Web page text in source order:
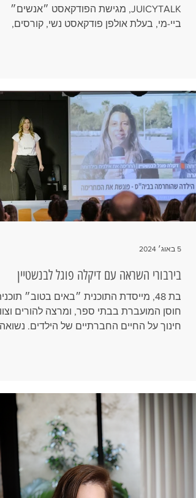
JUICYTALK, מגישת הפודקאסט ״אנשים״
ביי-מי, בעלת אולפן פודקאסט נשי, קורסים,
בירבורי השראה עם דיקלה פוגל לבנשטיין
בת 48, מייסדת התוכנית ״באים בטוב״
חוסן המועברת בבתי ספר, ומרצה להורים
חינוך על החיים החברתיים של הילדים. נשואה
5 באוג׳ 2024